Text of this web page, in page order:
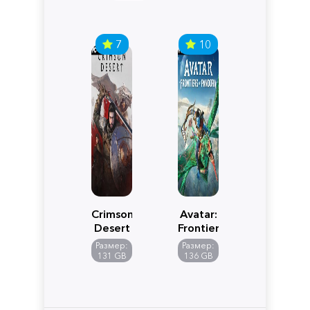
7
Crimson
Desert
Размер:
131 GB
10
Avatar:
Frontiers
of
Pandora
Размер:
136 GB